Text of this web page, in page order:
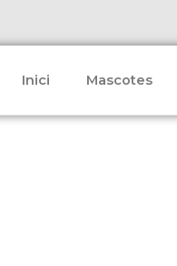
Inici Mascotes